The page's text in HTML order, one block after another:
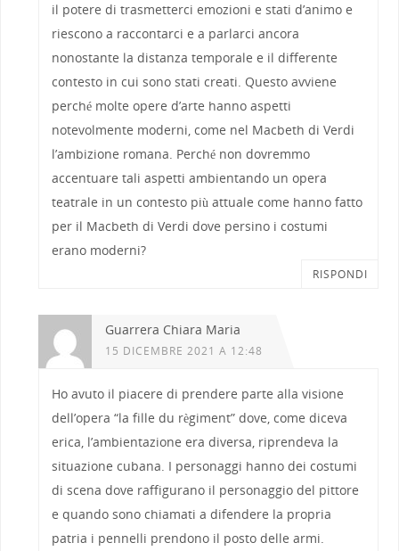
il potere di trasmetterci emozioni e stati d’animo e
riescono a raccontarci e a parlarci ancora
nonostante la distanza temporale e il differente
contesto in cui sono stati creati. Questo avviene
perché molte opere d’arte hanno aspetti
notevolmente moderni, come nel Macbeth di Verdi
l’ambizione romana. Perché non dovremmo
accentuare tali aspetti ambientando un opera
teatrale in un contesto più attuale come hanno fatto
per il Macbeth di Verdi dove persino i costumi
erano moderni?
RISPONDI
Guarrera Chiara Maria
15 DICEMBRE 2021 A 12:48
Ho avuto il piacere di prendere parte alla visione
dell’opera “la fille du règiment” dove, come diceva
erica, l’ambientazione era diversa, riprendeva la
situazione cubana. I personaggi hanno dei costumi
di scena dove raffigurano il personaggio del pittore
e quando sono chiamati a difendere la propria
patria i pennelli prendono il posto delle armi.